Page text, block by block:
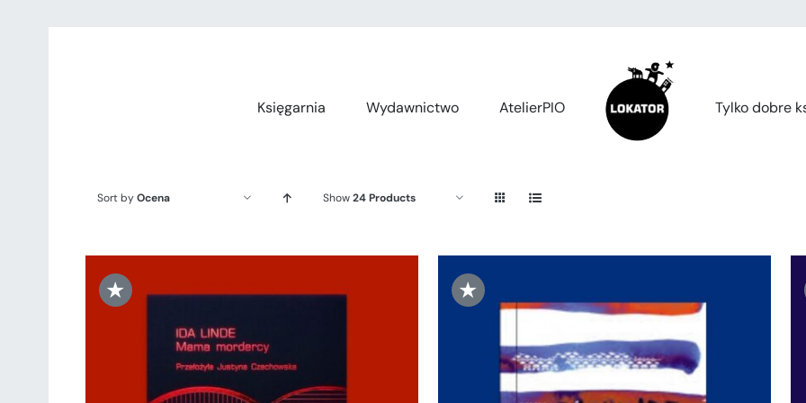
Księgarnia
Wydawnictwo AtelierPIO Tylko dobre
Sort byOcena Show24 Products
★ ★